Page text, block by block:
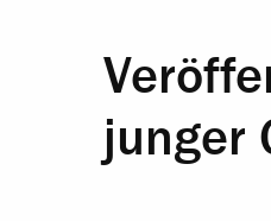
junger